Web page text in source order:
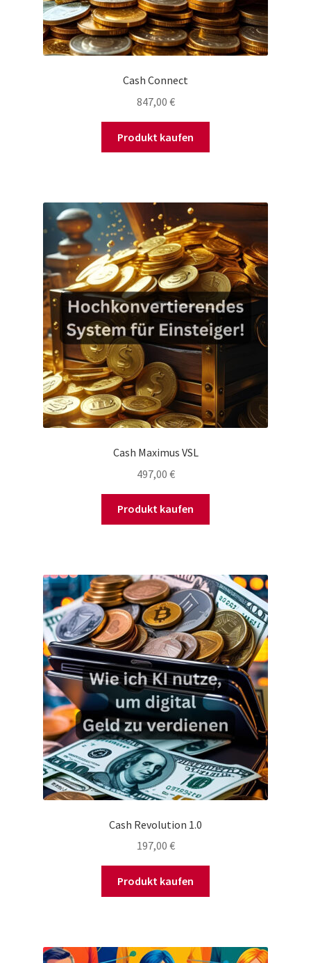
Cash Connect
847,00 €
Produkt kaufen
Cash Maximus VSL
497,00 €
Produkt kaufen
Cash Revolution 1.0
197,00 €
Produkt kaufen